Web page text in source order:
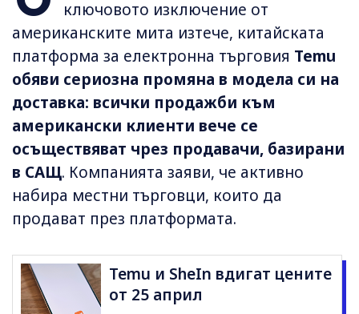
ключовото изключение от
американските мита изтече, китайската
платформа за електронна търговия Temu
обяви сериозна промяна в модела си на
доставка: всички продажби към
американски клиенти вече се
осъществяват чрез продавачи, базирани
в САЩ. Компанията заяви, че активно
набира местни търговци, които да
продават през платформата.
Temu и SheIn вдигат цените
от 25 април